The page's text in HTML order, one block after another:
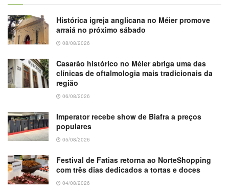
Histórica igreja anglicana no Méier promove
arraiá no próximo sábado
08/08/2026
Casarão histórico no Méier abriga uma das
clínicas de oftalmologia mais tradicionais da
região
06/08/2026
Imperator recebe show de Biafra a preços
populares
05/08/2026
Festival de Fatias retorna ao NorteShopping
com três dias dedicados a tortas e doces
04/08/2026